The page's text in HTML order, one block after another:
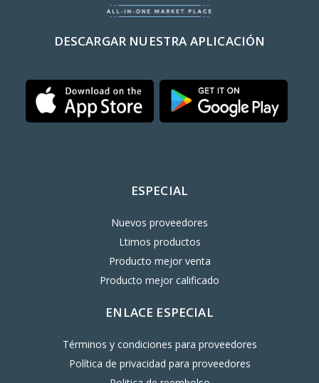
DESCARGAR NUESTRA APLICACIÓN
ESPECIAL
Nuevos proveedores
Ltimos productos
Producto mejor venta
Producto mejor calificado
ENLACE ESPECIAL
Términos y condiciones para proveedores
Política de privacidad para proveedores